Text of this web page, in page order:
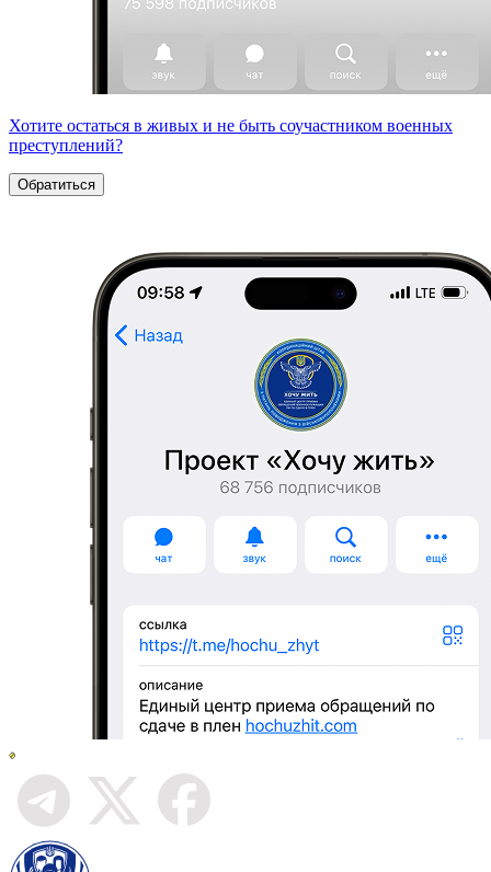
Хотите остаться в живых и не быть соучастником военных
преступлений?
Обратиться